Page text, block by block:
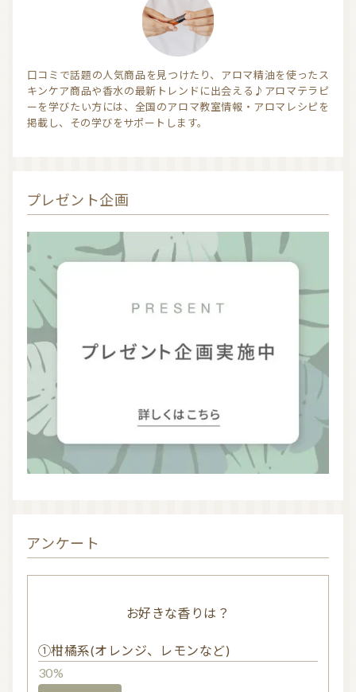
オーガニックコスメ
アロマキャンドル
アロマディフューザー 瞑想を深める香り・アロマで浄化
アロマ雑貨 ファブリックスプレー
全ての商品
お問い合わせ
利用規約
プライバシーポリシー
口コミで話題の人気商品を見つけたり、アロマ精油を使ったス
キンケア商品や香水の最新トレンドに出会える♪アロマテラピ
ーを学びたい方には、全国のアロマ教室情報・アロマレシピを
掲載し、その学びをサポートします。
プレゼント企画
アンケート
お好きな香りは？
①柑橘系(オレンジ、レモンなど)
30%